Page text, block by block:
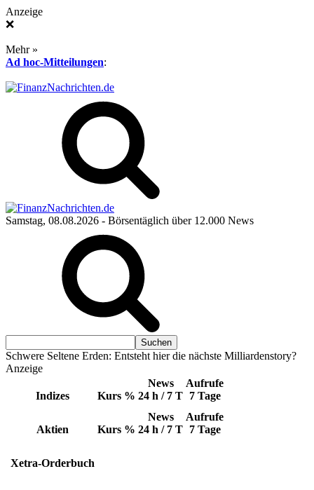
Anzeige
❌
Mehr »
Ad hoc-Mitteilungen:
Samstag, 08.08.2026 - Börsentäglich über 12.000 News
Schwere Seltene Erden: Entsteht hier die nächste Milliardenstory?
Anzeige
Indizes Kurs %
News
24 h / 7 T
Aufrufe
7 Tage
Aktien Kurs %
News
24 h / 7 T
Aufrufe
7 Tage
Xetra-Orderbuch